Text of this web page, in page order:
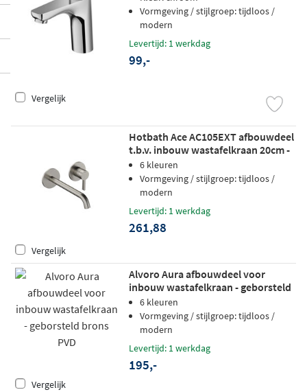
Vormgeving / stijlgroep: tijdloos /
modern
Levertijd: 1 werkdag
99,-
Vergelijk
Hotbath Ace AC105EXT afbouwdeel
t.b.v. inbouw wastafelkraan 20cm -
geborsteld nikkel
6 kleuren
Vormgeving / stijlgroep: tijdloos /
modern
Levertijd: 1 werkdag
261,88
Vergelijk
Alvoro Aura afbouwdeel voor
inbouw wastafelkraan - geborsteld
brons PVD
6 kleuren
Vormgeving / stijlgroep: tijdloos /
modern
Levertijd: 1 werkdag
195,-
Vergelijk